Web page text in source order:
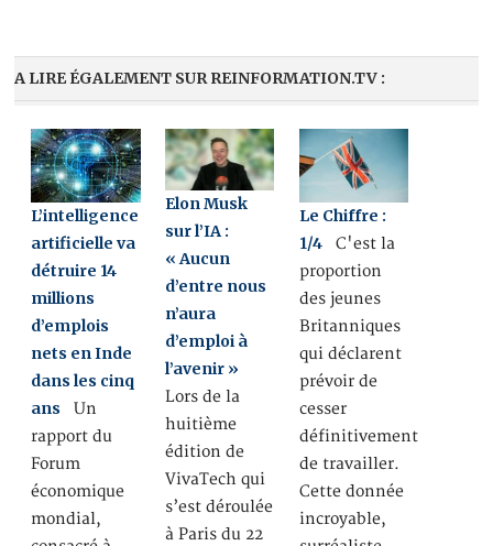
A LIRE ÉGALEMENT SUR REINFORMATION.TV :
L’intelligence
artificielle va
détruire 14
millions
d’emplois
nets en Inde
dans les cinq
ans Un
rapport du
Forum
économique
mondial,
Elon Musk
sur l’IA :
« Aucun
d’entre nous
n’aura
d’emploi à
l’avenir »
Lors de la
huitième
édition de
VivaTech qui
s’est déroulée
à Paris du 22
Le Chiffre :
1/4 C'est la
proportion
des jeunes
Britanniques
qui déclarent
prévoir de
cesser
définitivement
de travailler.
Cette donnée
incroyable,